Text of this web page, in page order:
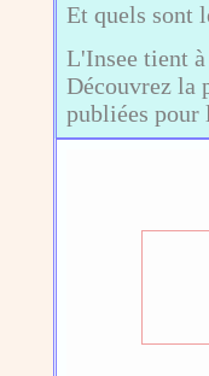
Et quels sont
L'Insee tient
Découvrez la
publiées pour